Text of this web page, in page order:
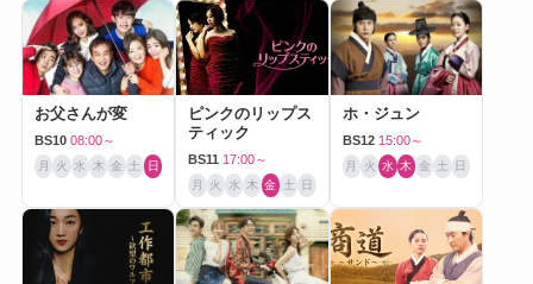
お父さんが変
BS10 08:00～
月 火 水 木 金 土 日
ピンクのリップス
ティック
BS11 17:00～
月 火 水 木 金 土 日
ホ・ジュン
BS12 15:00～
月 火 水 木 金 土 日